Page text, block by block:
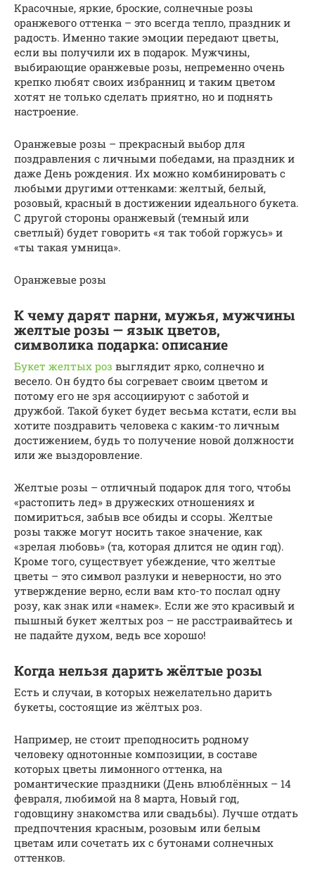
Красочные, яркие, броские, солнечные розы
оранжевого оттенка – это всегда тепло, праздник и
радость. Именно такие эмоции передают цветы,
если вы получили их в подарок. Мужчины,
выбирающие оранжевые розы, непременно очень
крепко любят своих избранниц и таким цветом
хотят не только сделать приятно, но и поднять
настроение.
Оранжевые розы – прекрасный выбор для
поздравления с личными победами, на праздник и
даже День рождения. Их можно комбинировать с
любыми другими оттенками: желтый, белый,
розовый, красный в достижении идеального букета.
С другой стороны оранжевый (темный или
светлый) будет говорить «я так тобой горжусь» и
«ты такая умница».
Оранжевые розы
К чему дарят парни, мужья, мужчины
желтые розы — язык цветов,
символика подарка: описание
Букет желтых роз выглядит ярко, солнечно и
весело. Он будто бы согревает своим цветом и
потому его не зря ассоциируют с заботой и
дружбой. Такой букет будет весьма кстати, если вы
хотите поздравить человека с каким-то личным
достижением, будь то получение новой должности
или же выздоровление.
Желтые розы – отличный подарок для того, чтобы
«растопить лед» в дружеских отношениях и
помириться, забыв все обиды и ссоры. Желтые
розы также могут носить такое значение, как
«зрелая любовь» (та, которая длится не один год).
Кроме того, существует убеждение, что желтые
цветы – это символ разлуки и неверности, но это
утверждение верно, если вам кто-то послал одну
розу, как знак или «намек». Если же это красивый и
пышный букет желтых роз – не расстраивайтесь и
не падайте духом, ведь все хорошо!
Когда нельзя дарить жёлтые розы
Есть и случаи, в которых нежелательно дарить
букеты, состоящие из жёлтых роз.
Например, не стоит преподносить родному
человеку однотонные композиции, в составе
которых цветы лимонного оттенка, на
романтические праздники (День влюблённых – 14
февраля, любимой на 8 марта, Новый год,
годовщину знакомства или свадьбы). Лучше отдать
предпочтения красным, розовым или белым
цветам или сочетать их с бутонами солнечных
оттенков.